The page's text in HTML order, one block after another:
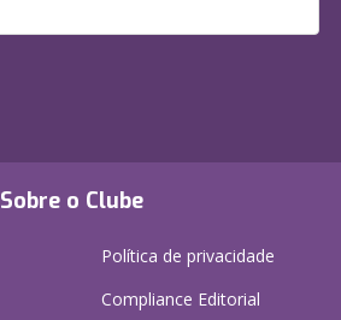
Sobre o Clube
Política de privacidade
Compliance Editorial